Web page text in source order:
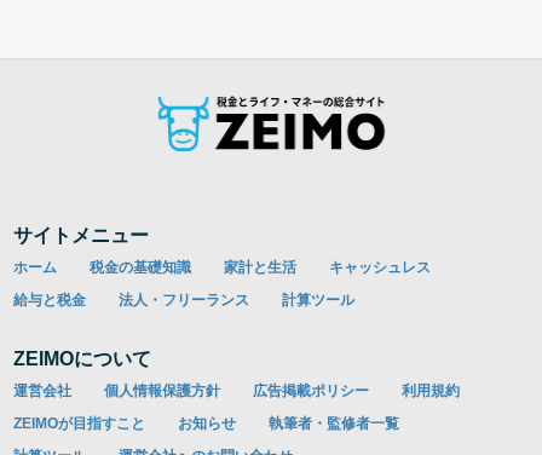
サイトメニュー
ホーム 税金の基礎知識 家計と生活
キャッシュレス
給与と税金
法人・フリーランス 計算ツール
ZEIMOについて
運営会社 個人情報保護方針 広告掲載ポリシー
利用規約
ZEIMOが目指すこと
お知らせ
執筆者・監修者一覧